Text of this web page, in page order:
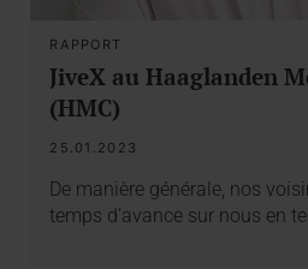
RAPPORT
JiveX au Haaglanden
(HMC)
25.01.2023
De manière générale, nos
temps d’avance sur nous en